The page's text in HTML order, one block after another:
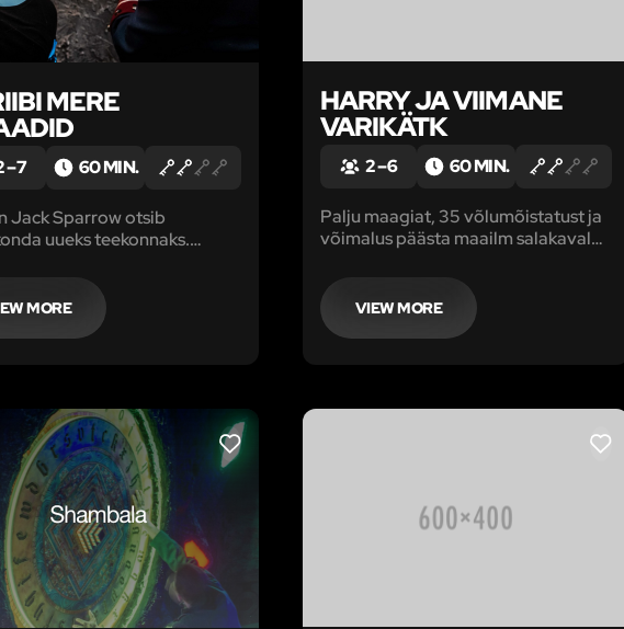
MERE
– 7 60 MIN.
Jack Sparrow otsib
uueks teekonnaks.
ja laev läheb tunni aja pärast
kahjuks sattus kapten
olukorda, kuna
MORE
HARRY JA VIIMANE
VARIKÄTK
2 – 6 60 MIN.
Palju maagiat, 35 võlumõistatust ja
võimalus päästa maailm salakavala
on tulvil loitse, salapäraseid
atribuute ja paneb sind uskuma
tõelistesse imedesse …
VIEW MORE
LIKE LIKE